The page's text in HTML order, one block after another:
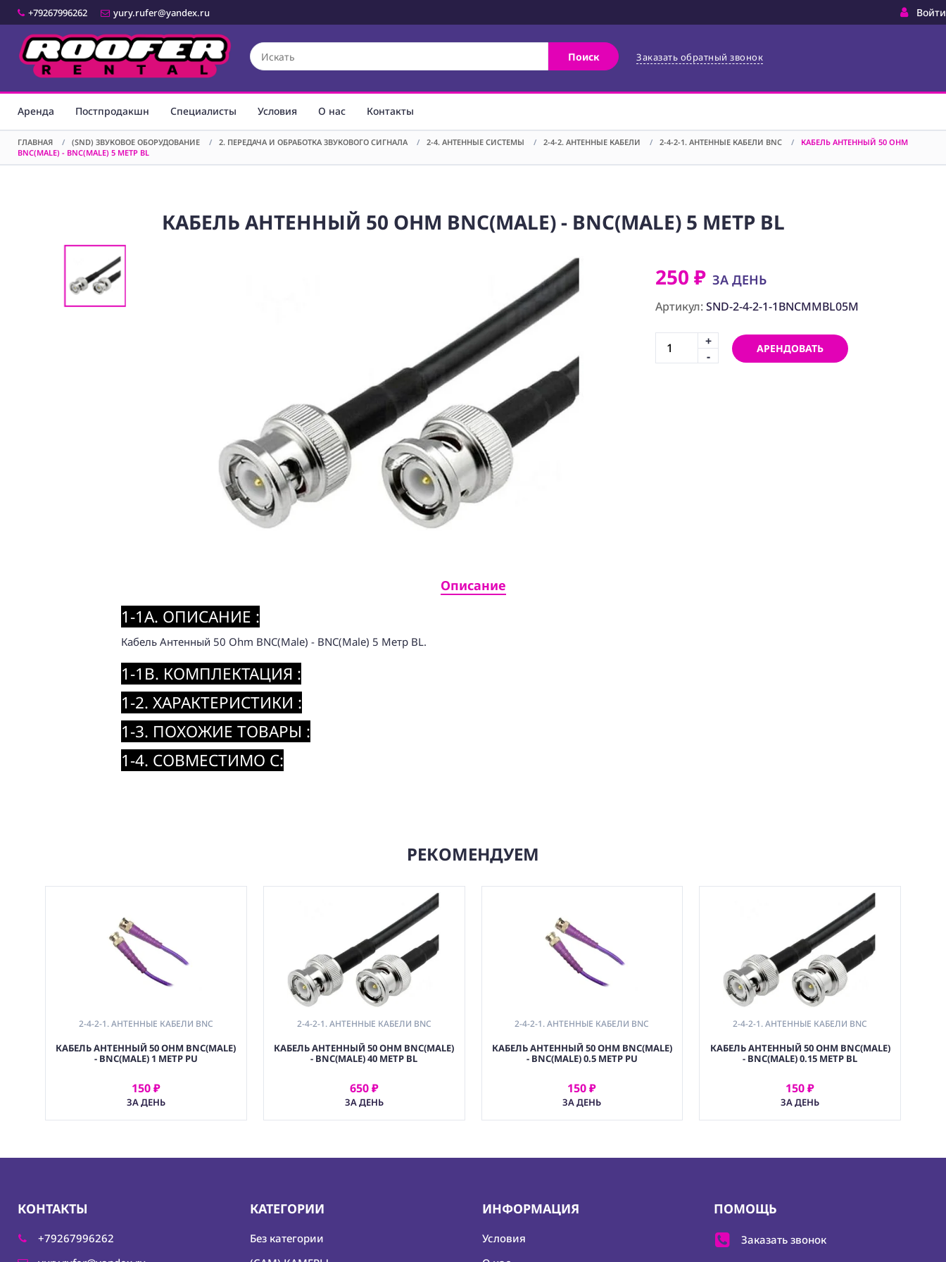
Войти
+79267996262 yury.rufer@yandex.ru
Поиск Заказать обратный звонок
Аренда Постпродакшн Специалисты Условия О нас Контакты
ГЛАВНАЯ / (SND) ЗВУКОВОЕ ОБОРУДОВАНИЕ / 2. ПЕРЕДАЧА И ОБРАБОТКА ЗВУКОВОГО СИГНАЛА / 2-4. АНТЕННЫЕ СИСТЕМЫ / 2-4-2. АНТЕННЫЕ КАБЕЛИ / 2-4-2-1. АНТЕННЫЕ КАБЕЛИ BNC /
КАБЕЛЬ АНТЕННЫЙ 50 OHM
BNC(MALE) - BNC(MALE) 5 МЕТР BL
КАБЕЛЬ АНТЕННЫЙ 50 OHM BNC(MALE) - BNC(MALE) 5 МЕТР BL
250 ₽ ЗА ДЕНЬ
Артикул:SND-2-4-2-1-1BNCMMBL05M
+
-
АРЕНДОВАТЬ
Описание
1-1A. ОПИСАНИЕ :
Кабель Антенный 50 Ohm BNC(Male) - BNC(Male) 5 Метр BL.
1-1B. КОМПЛЕКТАЦИЯ :
1-2. ХАРАКТЕРИСТИКИ :
1-3. ПОХОЖИЕ ТОВАРЫ :
1-4. СОВМЕСТИМО С:
РЕКОМЕНДУЕМ
2-4-2-1. АНТЕННЫЕ КАБЕЛИ BNC
КАБЕЛЬ АНТЕННЫЙ 50 OHM BNC(MALE)
- BNC(MALE) 1 МЕТР PU
150 ₽
ЗА ДЕНЬ
АРЕНДОВАТЬ
2-4-2-1. АНТЕННЫЕ КАБЕЛИ BNC
КАБЕЛЬ АНТЕННЫЙ 50 OHM BNC(MALE)
- BNC(MALE) 40 МЕТР BL
650 ₽
ЗА ДЕНЬ
АРЕНДОВАТЬ
2-4-2-1. АНТЕННЫЕ КАБЕЛИ BNC
КАБЕЛЬ АНТЕННЫЙ 50 OHM BNC(MALE)
- BNC(MALE) 0.5 МЕТР PU
150 ₽
ЗА ДЕНЬ
АРЕНДОВАТЬ
2-4-2-1. АНТЕННЫЕ КАБЕЛИ BNC
КАБЕЛЬ АНТЕННЫЙ 50 OHM BNC(MALE)
- BNC(MALE) 0.15 МЕТР BL
150 ₽
ЗА ДЕНЬ
АРЕНДОВАТЬ
КОНТАКТЫ
+79267996262
КАТЕГОРИИ
Без категории
ИНФОРМАЦИЯ
Условия
ПОМОЩЬ
Заказать звонок